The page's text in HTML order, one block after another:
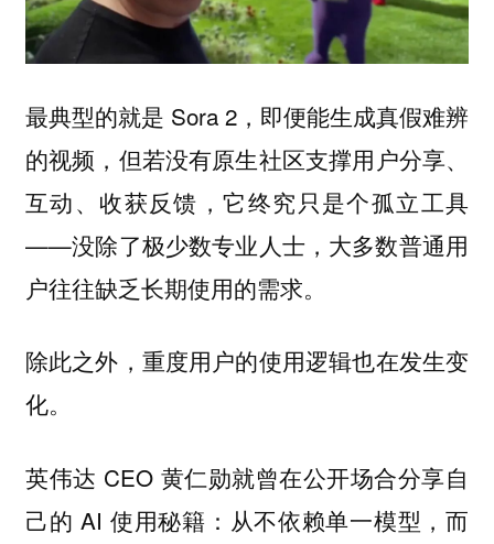
最典型的就是 Sora 2，即便能生成真假难辨
的视频，但若没有原生社区支撑用户分享、
互动、收获反馈，它终究只是个孤立工具
——没除了极少数专业人士，大多数普通用
户往往缺乏长期使用的需求。
除此之外，重度用户的使用逻辑也在发生变
化。
英伟达 CEO 黄仁勋就曾在公开场合分享自
己的 AI 使用秘籍：从不依赖单一模型，而